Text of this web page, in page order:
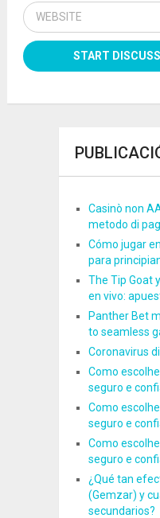
Casinò non
metodo di
Cómo jugar
para
The Tip Goat
en vivo:
Panther Bet
to seamless
Coronavirus
Como
seguro e
Como
seguro e
Como
seguro e
¿Qué tan
(Gemzar) y
secundarios?